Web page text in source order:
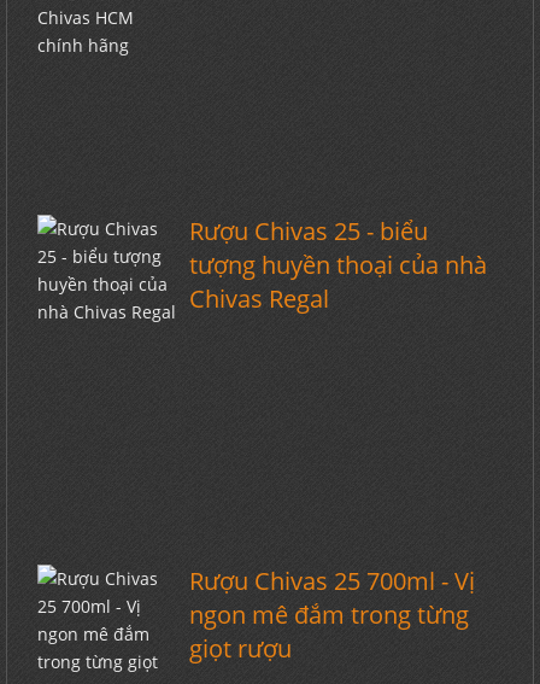
Rượu Chivas 25 - biểu
tượng huyền thoại của nhà
Chivas Regal
Rượu Chivas 25 700ml - Vị
ngon mê đắm trong từng
giọt rượu